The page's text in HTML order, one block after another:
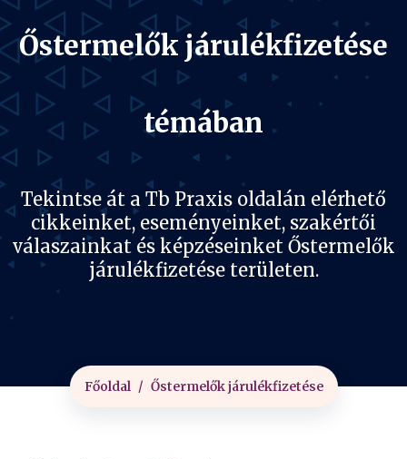
Őstermelők járulékfizetése
témában
Tekintse át a Tb Praxis oldalán elérhető
cikkeinket, eseményeinket, szakértői
válaszainkat és képzéseinket Őstermelők
járulékfizetése területen.
Főoldal Őstermelők járulékfizetése